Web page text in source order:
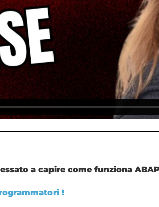
a capire come funziona
!